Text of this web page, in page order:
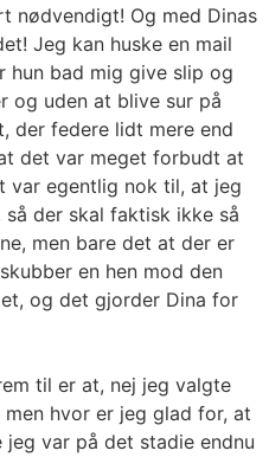
nødvendigt! Og med Dinas
Jeg kan huske en mail
hun bad mig give slip og
og uden at blive sur på
der federe lidt mere end
det var meget forbudt at
var egentlig nok til, at jeg
der skal faktisk ikke så
men bare det at der er
en hen mod den
og det gjorder Dina for
til er at, nej jeg valgte
men hvor er jeg glad for, at
var på det stadie endnu